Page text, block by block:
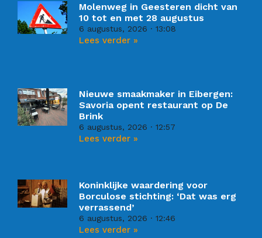
Molenweg in Geesteren dicht van
10 tot en met 28 augustus
6 augustus, 2026 13:08
Lees verder »
Nieuwe smaakmaker in Eibergen:
Savoria opent restaurant op De
Brink
6 augustus, 2026 12:57
Lees verder »
Koninklijke waardering voor
Borculose stichting: ‘Dat was erg
verrassend’
6 augustus, 2026 12:46
Lees verder »